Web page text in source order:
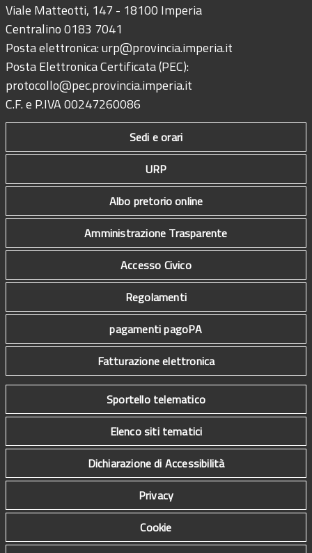
Viale Matteotti, 147 - 18100 Imperia
Centralino 0183 7041
Posta elettronica:urp@provincia.imperia.it
Posta Elettronica Certificata (PEC):
protocollo@pec.provincia.imperia.it
C.F. e P.IVA 00247260086
Sedi e orari
URP
Albo pretorio online
Amministrazione Trasparente
Accesso Civico
Regolamenti
pagamenti pagoPA
Fatturazione elettronica
Sportello telematico
Elenco siti tematici
Dichiarazione di Accessibilità
Privacy
Cookie